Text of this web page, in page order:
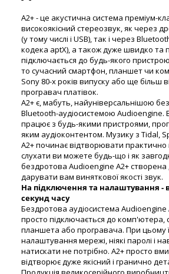
A2+ - це акустична система преміум-
високоякісний стереозвук, як через
(у тому числі і USB), так і через
кодека aptX), а також дуже швидко та
підключається до будь-якого
то сучасний смартфон, планшет чи
Sony 80-х років випуску або ще більш
програвач платівок.
A2+ є, мабуть, найуніверсальнішою
Bluetooth-аудіосистемою Audioengine.
працює з будь-якими пристроями,
яким аудіоконтентом. Музику з Tidal,
A2+ починає відтворювати
слухати ви можете будь-що і як
бездротова Audioengine A2+ створена
дарувати вам виняткової якості звук.
На підключення та налаштування -
секунд часу
Бездротова аудіосистема Audioengine
просто підключається до комп'ютера,
планшета або програвача. При цьому
налаштування мережі, ніякі паролі і
натискати не потрібно. A2+ просто
відтворює дуже якісний і гранично